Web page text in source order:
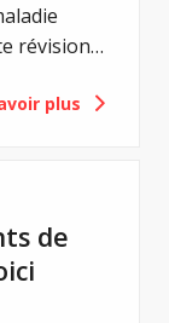
révision
la santé.
plus
de